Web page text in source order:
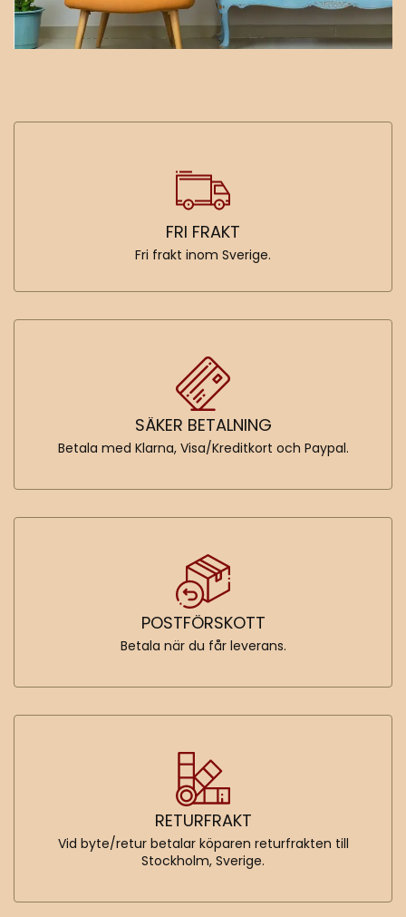
FRI FRAKT
Fri frakt inom Sverige.
SÄKER BETALNING
Betala med Klarna, Visa/Kreditkort och Paypal.
POSTFÖRSKOTT
Betala när du får leverans.
RETURFRAKT
Vid byte/retur betalar köparen returfrakten till
Stockholm, Sverige.